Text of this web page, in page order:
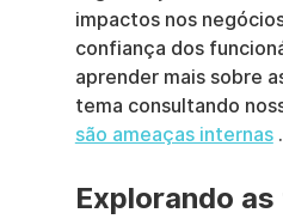
impactos nos
confiança dos
aprender mais sobre
tema consultando
são ameaças internas .
Explorando